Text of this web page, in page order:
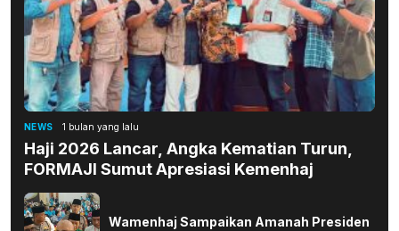
NEWS 1 bulan yang lalu
Haji 2026 Lancar, Angka Kematian Turun,
FORMAJI Sumut Apresiasi Kemenhaj
Wamenhaj Sampaikan Amanah Presiden